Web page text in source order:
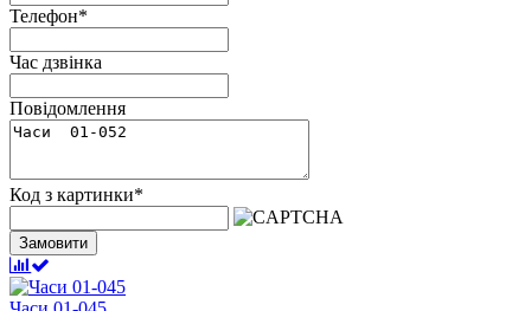
Телефон*
Час дзвінка
Повідомлення
Код з картинки*
Замовити